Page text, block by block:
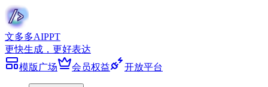
文多多AIPPT
更快生成，更好表达
模版广场
会员权益 开放平台